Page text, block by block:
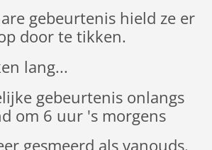
gebeurtenis hield ze er
door te tikken.
lang...
gebeurtenis onlangs
om 6 uur 's morgens